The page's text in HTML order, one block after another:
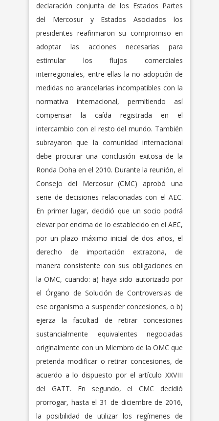
declaración conjunta de los Estados Partes
del Mercosur y Estados Asociados los
presidentes reafirmaron su compromiso en
adoptar las acciones necesarias para
estimular los flujos comerciales
interregionales, entre ellas la no adopción de
medidas no arancelarias incompatibles con la
normativa internacional, permitiendo así
compensar la caída registrada en el
intercambio con el resto del mundo. También
subrayaron que la comunidad internacional
debe procurar una conclusión exitosa de la
Ronda Doha en el 2010. Durante la reunión, el
Consejo del Mercosur (CMC) aprobó una
serie de decisiones relacionadas con el AEC.
En primer lugar, decidió que un socio podrá
elevar por encima de lo establecido en el AEC,
por un plazo máximo inicial de dos años, el
derecho de importación extrazona, de
manera consistente con sus obligaciones en
la OMC, cuando: a) haya sido autorizado por
el Órgano de Solución de Controversias de
ese organismo a suspender concesiones, o b)
ejerza la facultad de retirar concesiones
sustancialmente equivalentes negociadas
originalmente con un Miembro de la OMC que
pretenda modificar o retirar concesiones, de
acuerdo a lo dispuesto por el artículo XXVIII
del GATT. En segundo, el CMC decidió
prorrogar, hasta el 31 de diciembre de 2016,
la posibilidad de utilizar los regímenes de